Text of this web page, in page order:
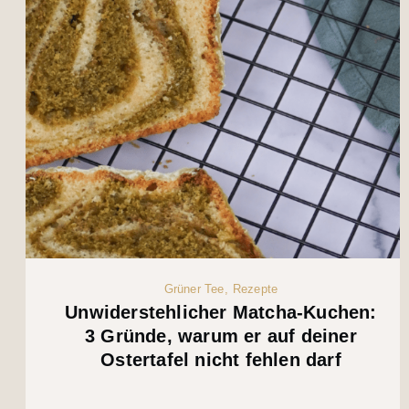
Grüner Tee Rezepte
Unwiderstehlicher Matcha-Kuchen:
3 Gründe, warum er auf deiner
Ostertafel nicht fehlen darf